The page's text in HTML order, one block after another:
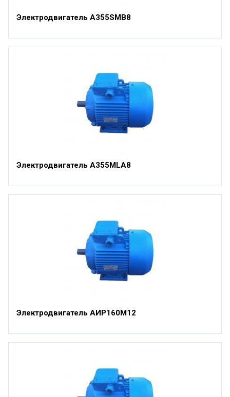
Электродвигатель А355SМВ8
Электродвигатель А355МLА8
Электродвигатель АИР160М12